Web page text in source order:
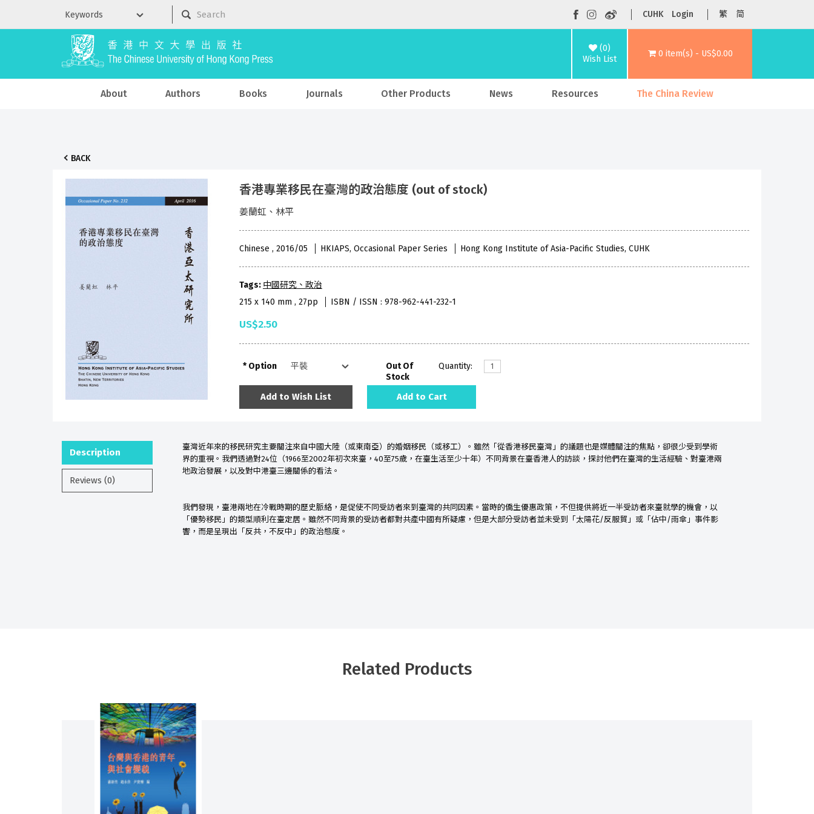
CUHK Login 繁 简
(0)
Wish List
0 item(s) - US$0.00
About Authors Books Journals Other Products News Resources The China Review
BACK
香港專業移民在臺灣的政治態度 (out of stock)
姜蘭虹、林平
Chinese , 2016/05 HKIAPS, Occasional Paper Series Hong Kong Institute of Asia-Pacific Studies, CUHK
Tags: 中國研究、政治
215 x 140 mm , 27pp
ISBN / ISSN : 978-962-441-232-1
US$2.50
Option
Out Of
Stock
Quantity:
Add to Wish List Add to Cart
Description
Reviews (0)
臺灣近年來的移民研究主要關注來自中國大陸（或東南亞）的婚姻移民（或移工）。雖然「從香港移民臺灣」的議題也是媒體關注的焦點，卻很少受到學術
界的重視。我們透過對24位（1966至2002年初次來臺， 40至75歲，在臺生活至少十年）不同背景在臺香港人的訪談，探討他們在臺灣的生活經驗、對臺港兩
地政治發展，以及對中港臺三邊關係的看法。
我們發現，臺港兩地在冷戰時期的歷史脈絡，是促使不同受訪者來到臺灣的共同因素。當時的僑生優惠政策，不但提供將近一半受訪者來臺就學的機會，以
「優勢移民」的類型順利在臺定居。雖然不同背景的受訪者都對共產中國有所疑慮，但是大部分受訪者並未受到「太陽花/反服貿」或「佔中/雨傘」事件影
響，而是呈現出「反共，不反中」的政治態度。
Related Products